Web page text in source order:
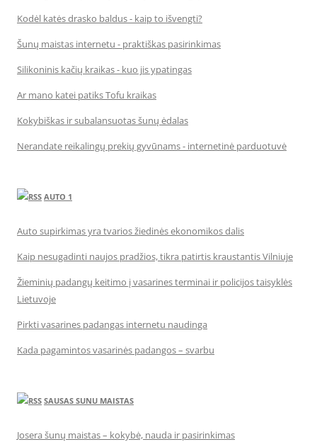
Kodėl katės drasko baldus - kaip to išvengti?
Šunų maistas internetu - praktiškas pasirinkimas
Silikoninis kačių kraikas - kuo jis ypatingas
Ar mano katei patiks Tofu kraikas
Kokybiškas ir subalansuotas šunų ėdalas
Nerandate reikalingų prekių gyvūnams - internetinė parduotuvė
AUTO 1
Auto supirkimas yra tvarios žiedinės ekonomikos dalis
Kaip nesugadinti naujos pradžios, tikra patirtis kraustantis Vilniuje
Žieminių padangų keitimo į vasarines terminai ir policijos taisyklės
Lietuvoje
Pirkti vasarines padangas internetu naudinga
Kada pagamintos vasarinės padangos – svarbu
SAUSAS SUNU MAISTAS
Josera šunų maistas – kokybė, nauda ir pasirinkimas